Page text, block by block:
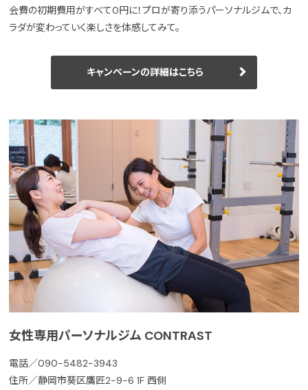
会費の初期費用がすべて0円に！プロが寄り添うパーソナルジムで、カ
ラダが変わっていく楽しさを体感してみて。
キャンペーンの詳細はこちら
女性専用パーソナルジム CONTRAST
電話／090-5482-3943
住所／静岡市葵区鷹匠2-9-6 1F 西側